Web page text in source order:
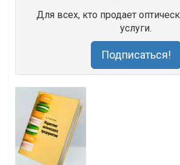
Для всех, кто продает
услуги.
Подписаться!